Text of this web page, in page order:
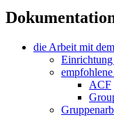
die Arbeit mit
ACF